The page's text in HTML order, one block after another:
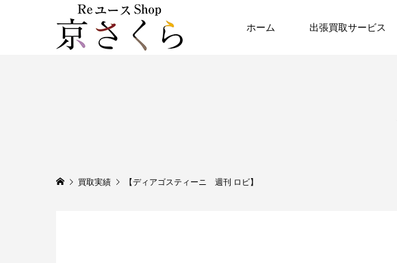
ホーム 出張買取サービス
買取実績 【ディアゴスティーニ 週刊 ロビ】